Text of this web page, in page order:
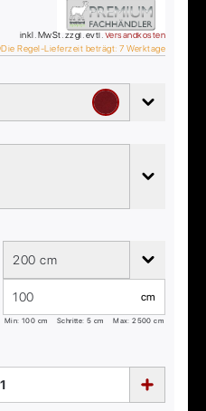
inkl. MwSt. zzgl. evtl. Versandkosten
Die Regel-Lieferzeit beträgt: 7 Werktage
200 cm
cm
Min: 100 cm Schritte: 5 cm Max:2500 cm